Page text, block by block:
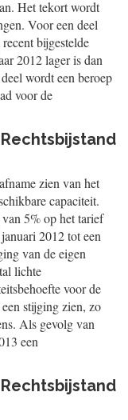
Het tekort wordt
Voor een deel
bijgestelde
2012 lager is dan
wordt een beroep
voor de
zien van het
capaciteit.
5% op het tarief
2012 tot een
van de eigen
lichte
voor de
stijging zien, zo
Als gevolg van
een